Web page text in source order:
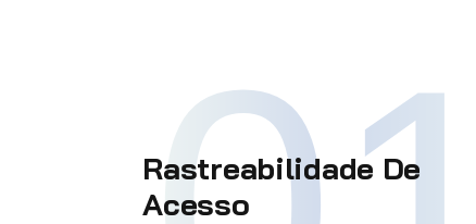
Rastreabilidade De
Acesso